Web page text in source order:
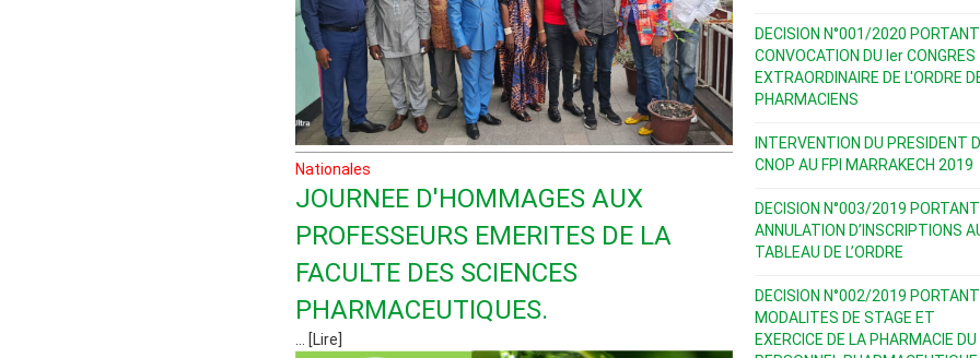
Nationales
JOURNEE D'HOMMAGES AUX
PROFESSEURS EMERITES DE LA
FACULTE DES SCIENCES
PHARMACEUTIQUES.
... [Lire]
DECISION N°001/2020 PORTANT
CONVOCATION DU Ier CONGRES
EXTRAORDINAIRE DE L'ORDRE
PHARMACIENS
INTERVENTION DU PRESIDENT
CNOP AU FPI MARRAKECH 2019
DECISION N°003/2019 PORTANT
ANNULATION D’INSCRIPTIONS
TABLEAU DE L’ORDRE
DECISION N°002/2019 PORTANT
MODALITES DE STAGE ET
EXERCICE DE LA PHARMACIE DU